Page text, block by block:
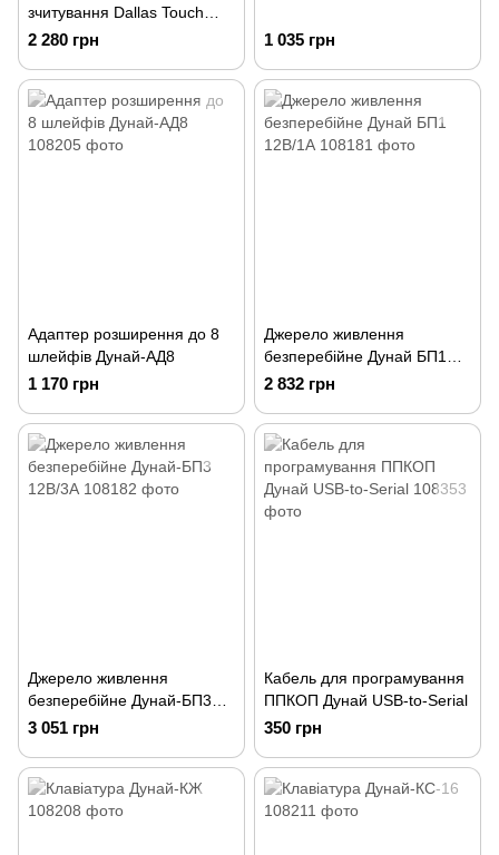
зчитування Dallas Touch
Memory
2 280 грн 1 035 грн
Адаптер розширення до 8
шлейфів Дунай-АД8
1 170 грн
Джерело живлення
безперебійне Дунай БП1
12В/1А
2 832 грн
Джерело живлення
безперебійне Дунай-БП3
12В/3А
3 051 грн
Кабель для програмування
ППКОП Дунай USB-to-Serial
350 грн